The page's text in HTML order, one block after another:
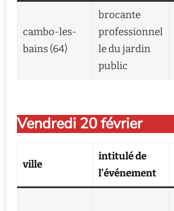
cambo-les-
bains (64)
brocante
professionnel
le du jardin
public
Vendredi 20 février
ville
intitulé de
l’événement